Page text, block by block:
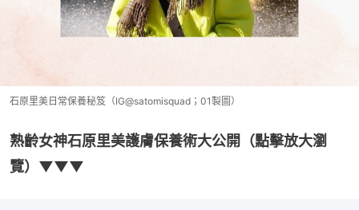
石原里美日常保養秘笈（IG@satomisquad；01製圖）
熟齡女神石原里美護膚保養術大公開（點擊放大瀏
覽）▼▼▼